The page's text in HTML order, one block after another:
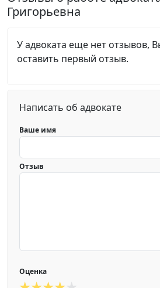
Григорьевна
У адвоката еще нет отзывов,
оставить первый отзыв.
Написать об адвокате
Ваше имя
Отзыв
Оценка